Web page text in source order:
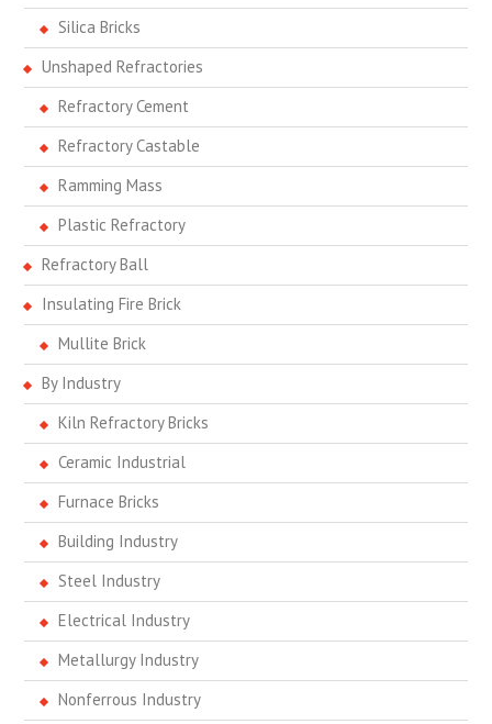
Silica Bricks
Unshaped Refractories
Refractory Cement
Refractory Castable
Ramming Mass
Plastic Refractory
Refractory Ball
Insulating Fire Brick
Mullite Brick
By Industry
Kiln Refractory Bricks
Ceramic Industrial
Furnace Bricks
Building Industry
Steel Industry
Electrical Industry
Metallurgy Industry
Nonferrous Industry